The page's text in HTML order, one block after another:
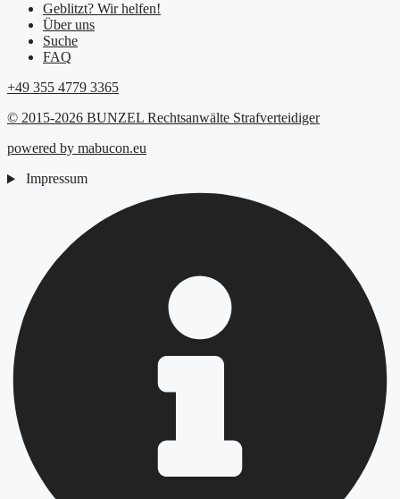
Geblitzt? Wir helfen!
Über uns
Suche
FAQ
+49 355 4779 3365
© 2015-2026 BUNZEL Rechtsanwälte Strafverteidiger
powered by mabucon.eu
Impressum